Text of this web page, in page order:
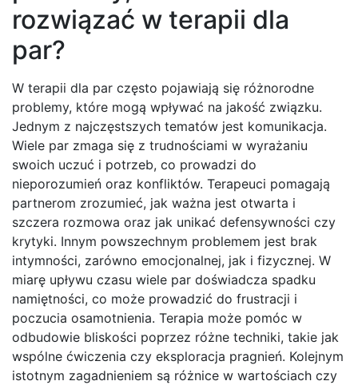
rozwiązać w terapii dla
par?
W terapii dla par często pojawiają się różnorodne
problemy, które mogą wpływać na jakość związku.
Jednym z najczęstszych tematów jest komunikacja.
Wiele par zmaga się z trudnościami w wyrażaniu
swoich uczuć i potrzeb, co prowadzi do
nieporozumień oraz konfliktów. Terapeuci pomagają
partnerom zrozumieć, jak ważna jest otwarta i
szczera rozmowa oraz jak unikać defensywności czy
krytyki. Innym powszechnym problemem jest brak
intymności, zarówno emocjonalnej, jak i fizycznej. W
miarę upływu czasu wiele par doświadcza spadku
namiętności, co może prowadzić do frustracji i
poczucia osamotnienia. Terapia może pomóc w
odbudowie bliskości poprzez różne techniki, takie jak
wspólne ćwiczenia czy eksploracja pragnień. Kolejnym
istotnym zagadnieniem są różnice w wartościach czy